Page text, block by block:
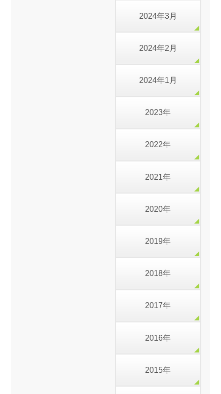
2024年3月
2024年2月
2024年1月
2023年
2022年
2021年
2020年
2019年
2018年
2017年
2016年
2015年